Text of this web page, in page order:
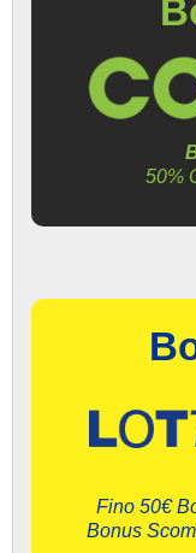
50%
Fino 50€
Bonus